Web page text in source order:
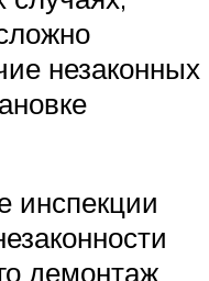
незаконных
инспекции
демонтаж